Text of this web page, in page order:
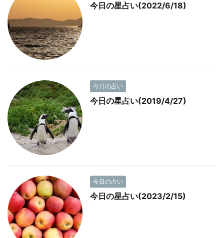
今日の星占い(2022/6/18)
今日の占い
今日の星占い(2019/4/27)
今日の占い
今日の星占い(2023/2/15)